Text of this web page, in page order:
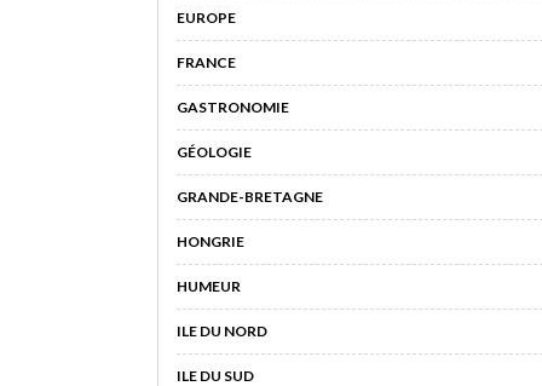
EUROPE
FRANCE
GASTRONOMIE
GÉOLOGIE
GRANDE-BRETAGNE
HONGRIE
HUMEUR
ILE DU NORD
ILE DU SUD